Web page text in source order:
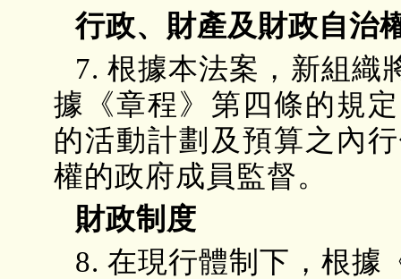
行政、財產及財政自治
7. 根據本法案，新組織
據《章程》第四條的規
的活動計劃及預算之內
權的政府成員監督。
財政制度
8. 在現行體制下，根據